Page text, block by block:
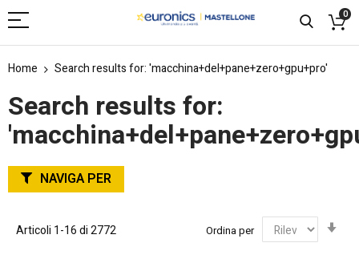
0
Home Search results for: 'macchina+del+pane+zero+gpu+pro'
Search results for:
Articoli 1-16di2772 Ordina per
NAVIGA PER